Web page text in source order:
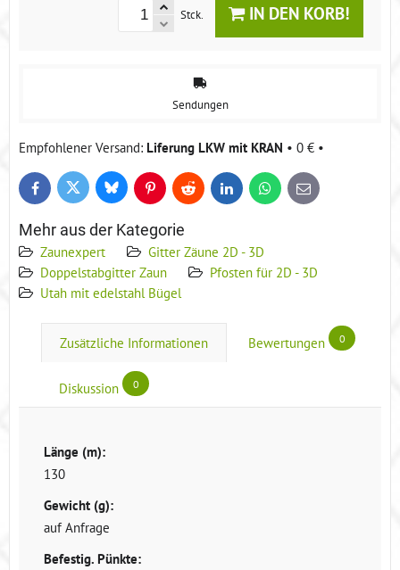
Stck. IN DEN KORB!
Sendungen
Liferung LKW mit KRAN • 0 € •
FacebookTwitter BlueskyPinterestReddit LinkedInWhatsApp
E-
mail
Mehr aus der Kategorie
Zaunexpert
Gitter Zäune 2D - 3D
Doppelstabgitter Zaun
Pfosten für 2D - 3D
Utah mit edelstahl Bügel
Zusätzliche Informationen Bewertungen 0
Diskussion 0
Länge (m):
130
Gewicht (g):
auf Anfrage
Befestig. Pünkte: